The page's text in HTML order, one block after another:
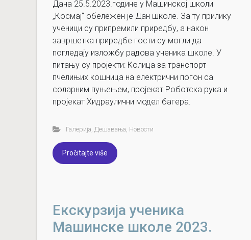
Дана 25.5.2023.године у Машинској школи
„Космај“ обележен је Дан школе. За ту прилику
ученици су припремили приредбу, а након
завршетка приредбе гости су могли да
погледају изложбу радова ученика школе. У
питању су пројекти: Колица за транспорт
пчелињих кошница на електрични погон са
соларним пуњењем, пројекат Роботска рука и
пројекат Хидраулични модел багера.
Галерија Дешавања Новости
Pročitajte više
Екскурзија ученика
Машинске школе 2023.